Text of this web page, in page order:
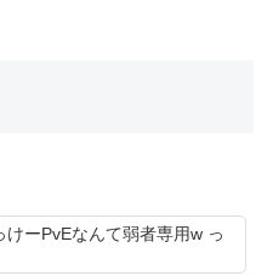
ーPvEなんて弱者専用w っ